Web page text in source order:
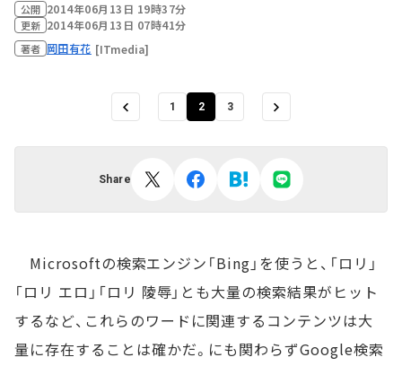
公開 2014年06月13日 19時37分
更新 2014年06月13日 07時41分
著者 岡田有花 [ITmedia]
1 2 3
Share
Microsoftの検索エンジン「Bing」を使うと、「ロリ」
「ロリ エロ」「ロリ 陵辱」とも大量の検索結果がヒット
するなど、これらのワードに関連するコンテンツは大
量に存在することは確かだ。にも関わらずGoogle検索